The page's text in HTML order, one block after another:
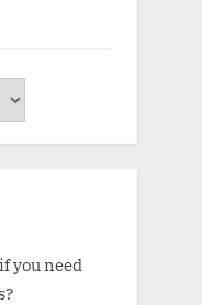
you need